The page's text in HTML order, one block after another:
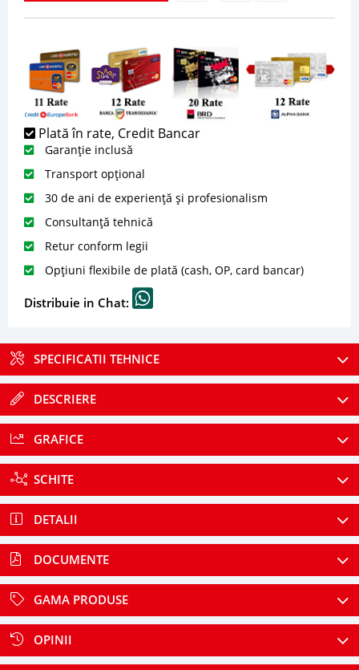
Plată în rate, Credit Bancar
Garanție inclusă
Transport opțional
30 de ani de experiență și profesionalism
Consultanță tehnică
Retur conform legii
Opțiuni flexibile de plată (cash, OP, card bancar)
Distribuie in Chat:
SPECIFICATII TEHNICE
DESCRIERE
GRAFICE
SCHITE
DETALII
DOCUMENTE
GAMA PRODUSE
OPINII